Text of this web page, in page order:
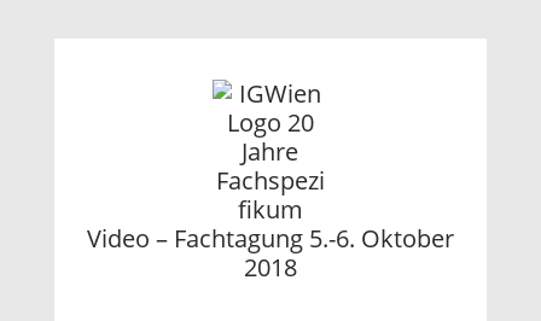
Video – Fachtagung 5.-6. Oktober
2018